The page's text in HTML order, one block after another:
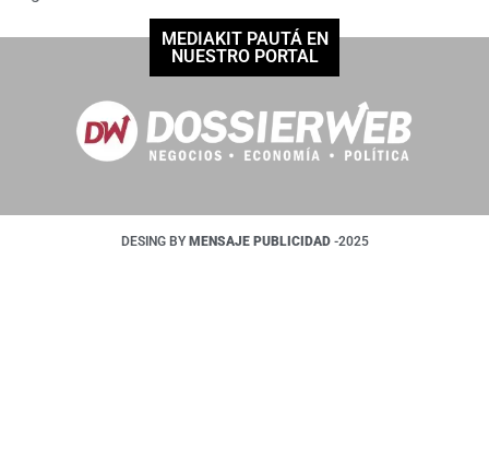
MEDIAKIT PAUTÁ EN
NUESTRO PORTAL
DESING BY MENSAJE PUBLICIDAD -2025